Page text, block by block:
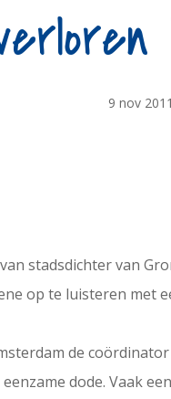
9 nov 2011
stadsdichter van
op te luisteren met
de
dode. Vaak